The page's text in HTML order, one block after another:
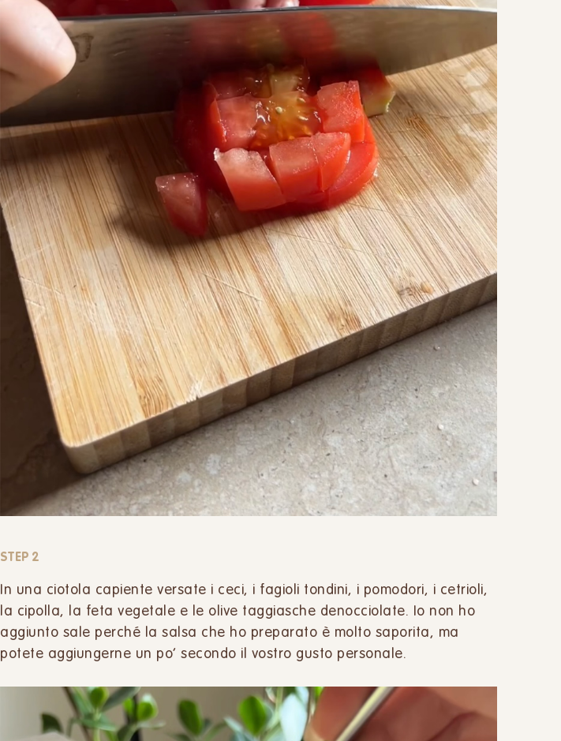
STEP 2
In una ciotola capiente versate i ceci, i fagioli tondini, i pomodori, i cetrioli,
la cipolla, la feta vegetale e le olive taggiasche denocciolate. Io non ho
aggiunto sale perché la salsa che ho preparato è molto saporita, ma
potete aggiungerne un po’ secondo il vostro gusto personale.